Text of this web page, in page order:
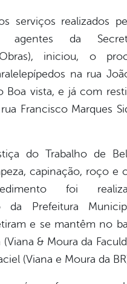
serviços realizados
agentes da
iniciou, o
na rua
Boa vista, e já com
Francisco Marques
do Trabalho de
capinação, roço e
foi
da Prefeitura
e se mantêm no
(Viana & Moura da
(Viana e Moura da